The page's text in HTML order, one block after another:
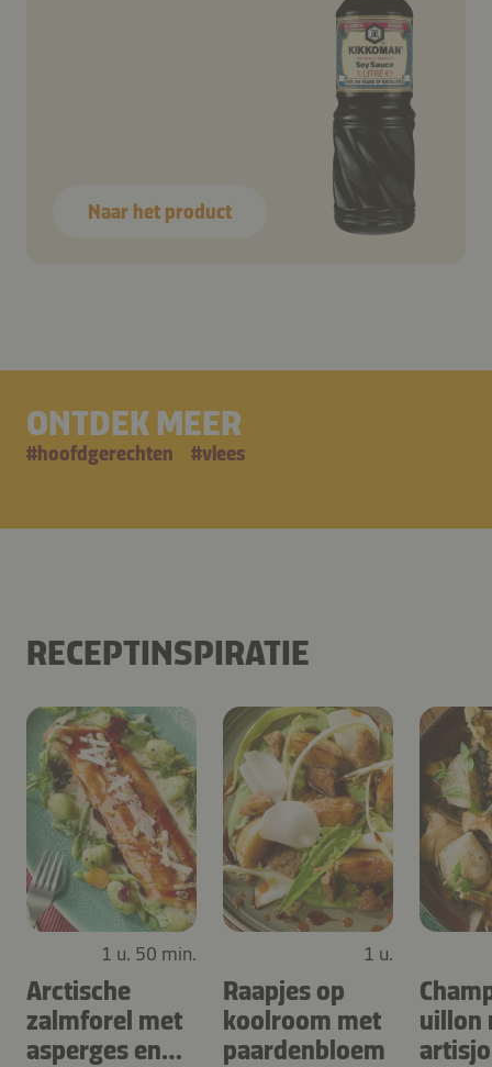
Naar het product
ONTDEK MEER
#hoofdgerechten #vlees
RECEPTINSPIRATIE
1 u. 50 min.
Arctische
zalmforel met
asperges en
1 u.
Raapjes op
koolroom met
paardenbloem
uillon